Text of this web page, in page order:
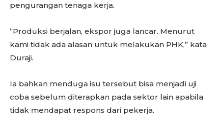
pengurangan tenaga kerja.
“Produksi berjalan, ekspor juga lancar. Menurut
kami tidak ada alasan untuk melakukan PHK,” kata
Duraji.
Ia bahkan menduga isu tersebut bisa menjadi uji
coba sebelum diterapkan pada sektor lain apabila
tidak mendapat respons dari pekerja.